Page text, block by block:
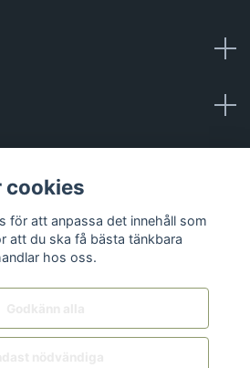
cookies
för att anpassa det innehåll som
att du ska få bästa tänkbara
hos oss.